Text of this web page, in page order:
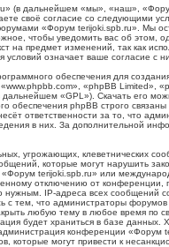
(в дальнейшем «мы», «наш»,
своё согласие со следующими
«Форум terijoki.spb.ru». Мы
чтобы уведомить вас об этом,
на предмет изменений, так как
условий означает ваше согласие с
обеспечения для
«phpBB Limited»,
дальнейшем «GPL»). Скачать его
обеспечения phpBB строго
ответственности за то, что
в них. За дополнительной
угрожающих, клеветнических
которые могут нарушить
«Форум terijoki.spb.ru» или
отключению от конференции,
нужным. IP-адреса всех сообщений
с тем, что администраторы
любую тему в любое время по
будет храниться в базе данных.
конференции «Форум
которые могут привести к